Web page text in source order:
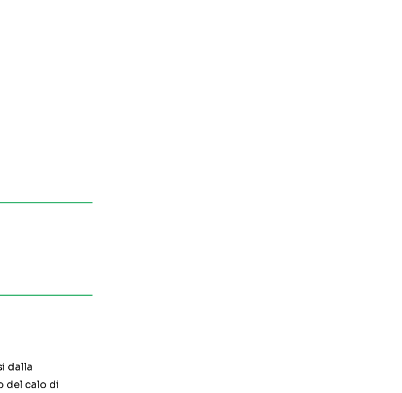
dalla
del calo di